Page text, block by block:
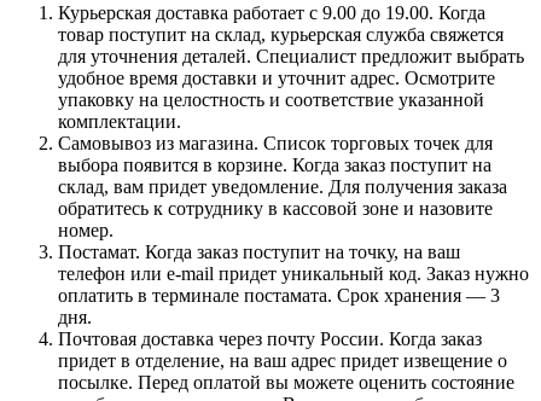
Курьерская доставка работает с 9.00 до 19.00. Когда
товар поступит на склад, курьерская служба свяжется
для уточнения деталей. Специалист предложит выбрать
удобное время доставки и уточнит адрес. Осмотрите
упаковку на целостность и соответствие указанной
комплектации.
Самовывоз из магазина. Список торговых точек для
выбора появится в корзине. Когда заказ поступит на
склад, вам придет уведомление. Для получения заказа
обратитесь к сотруднику в кассовой зоне и назовите
номер.
Постамат. Когда заказ поступит на точку, на ваш
телефон или e-mail придет уникальный код. Заказ нужно
оплатить в терминале постамата. Срок хранения — 3
дня.
Почтовая доставка через почту России. Когда заказ
придет в отделение, на ваш адрес придет извещение о
посылке. Перед оплатой вы можете оценить состояние